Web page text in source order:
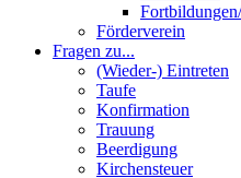
Förderverein
Fragen zu...
(Wieder-) Eintreten
Taufe
Konfirmation
Trauung
Beerdigung
Kirchensteuer